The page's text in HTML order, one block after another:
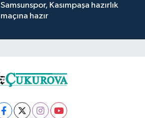
Samsunspor, Kasımpaşa hazırlık
maçına hazır